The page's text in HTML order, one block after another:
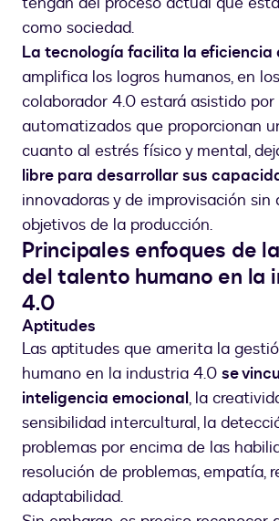
como sociedad.
La tecnología facilita la eficiencia
amplifica los logros humanos, en
colaborador 4.0 estará asistido
automatizados que proporcionan
cuanto al estrés físico y mental,
libre para desarrollar sus
innovadoras y de improvisación
objetivos de la producción.
Principales enfoques de
del talento humano en la
4.0
Aptitudes
Las aptitudes que amerita la
humano en la industria 4.0 se
inteligencia emocional, la
sensibilidad intercultural, la
problemas por encima de las
resolución de problemas, empatía,
adaptabilidad.